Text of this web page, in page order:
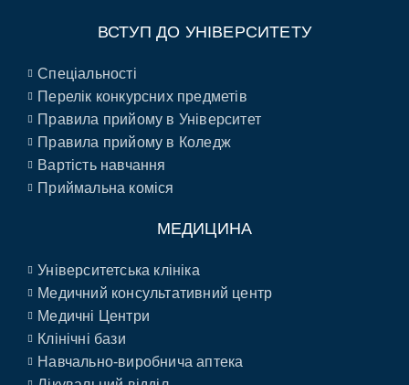
ВСТУП ДО УНІВЕРСИТЕТУ
Спеціальності
Перелік конкурсних предметів
Правила прийому в Університет
Правила прийому в Коледж
Вартість навчання
Приймальна коміся
МЕДИЦИНА
Університетська клініка
Медичний консультативний центр
Медичні Центри
Клінічні бази
Навчально-виробнича аптека